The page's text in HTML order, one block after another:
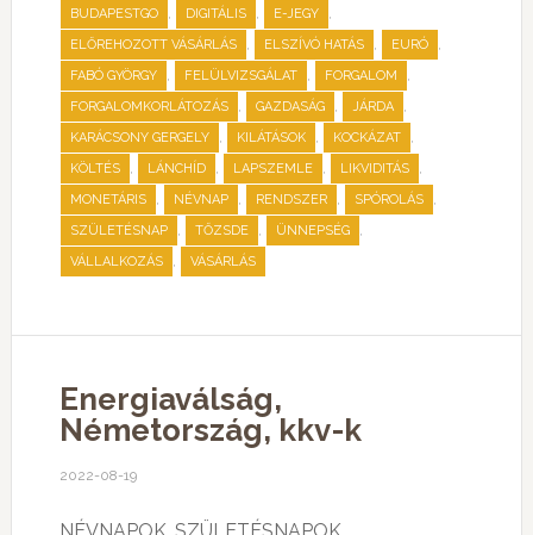
BUDAPESTGO , DIGITÁLIS , E-JEGY ,
ELŐREHOZOTT VÁSÁRLÁS , ELSZÍVÓ HATÁS , EURÓ ,
FABÓ GYÖRGY , FELÜLVIZSGÁLAT , FORGALOM ,
FORGALOMKORLÁTOZÁS , GAZDASÁG , JÁRDA ,
KARÁCSONY GERGELY , KILÁTÁSOK , KOCKÁZAT ,
KÖLTÉS , LÁNCHÍD , LAPSZEMLE , LIKVIDITÁS ,
MONETÁRIS , NÉVNAP , RENDSZER , SPÓROLÁS ,
SZÜLETÉSNAP , TŐZSDE , ÜNNEPSÉG ,
VÁLLALKOZÁS , VÁSÁRLÁS
Energiaválság,
Németország, kkv-k
2022-08-19